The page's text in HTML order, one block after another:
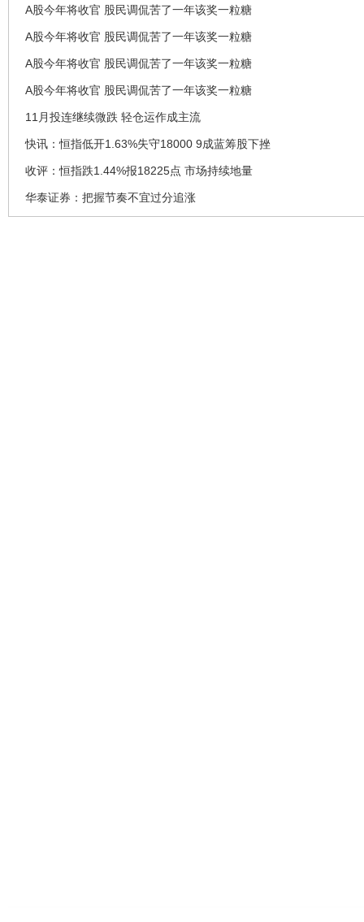
A股今年将收官 股民调侃苦了一年该奖一粒糖
A股今年将收官 股民调侃苦了一年该奖一粒糖
A股今年将收官 股民调侃苦了一年该奖一粒糖
A股今年将收官 股民调侃苦了一年该奖一粒糖
11月投连继续微跌 轻仓运作成主流
快讯：恒指低开1.63%失守18000 9成蓝筹股下挫
收评：恒指跌1.44%报18225点 市场持续地量
华泰证券：把握节奏不宜过分追涨